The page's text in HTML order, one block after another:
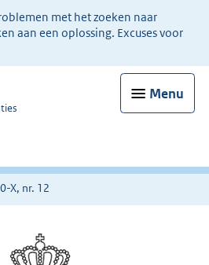
met het zoeken naar
aan een oplossing. Excuses voor
Menu
X, nr. 12